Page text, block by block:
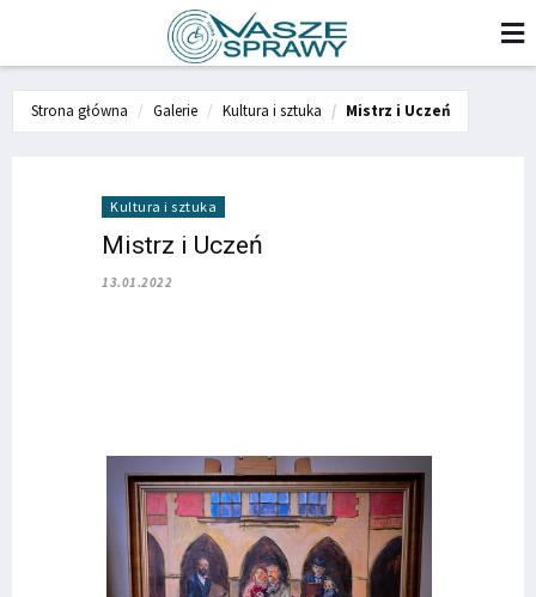
Strona główna Galerie Kultura i sztuka Mistrz i Uczeń
Kultura i sztuka
Mistrz i Uczeń
13.01.2022